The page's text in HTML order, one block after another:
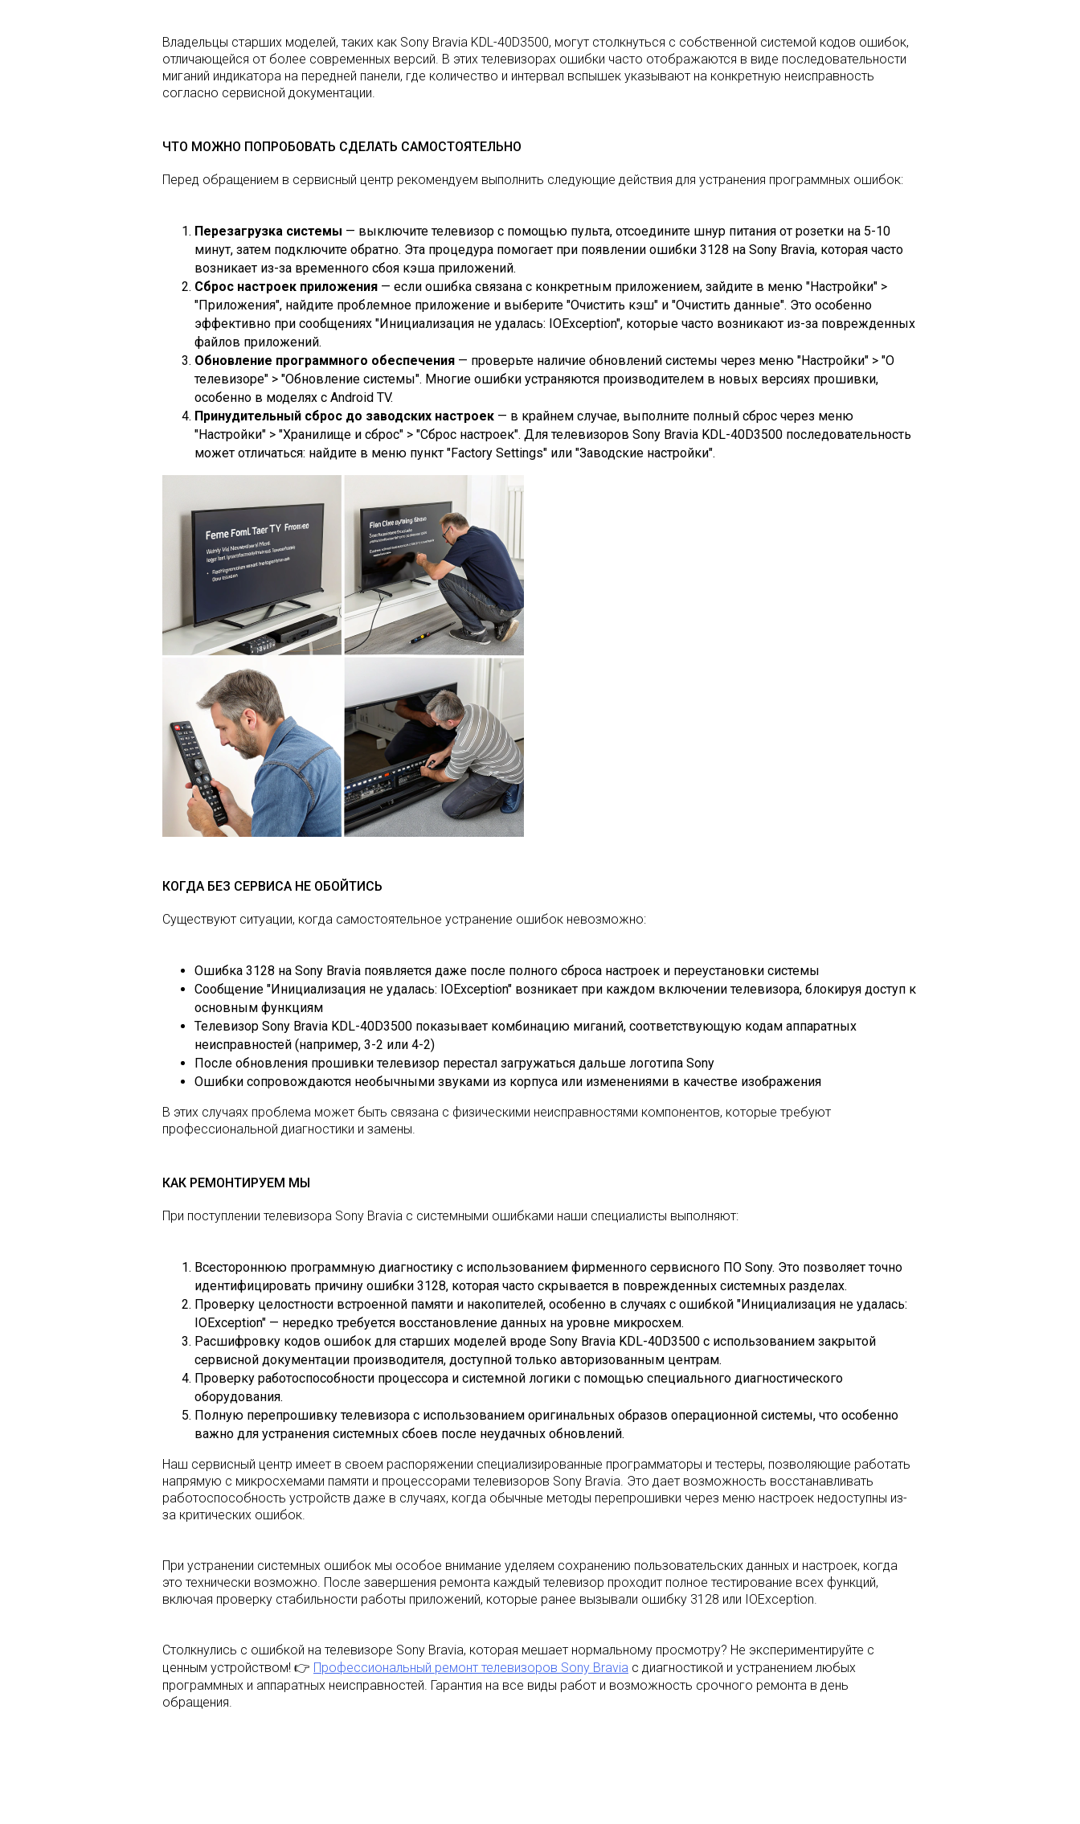
Владельцы старших моделей, таких как Sony Bravia KDL-40D3500, могут столкнуться с собственной системой кодов ошибок,
отличающейся от более современных версий. В этих телевизорах ошибки часто отображаются в виде последовательности
миганий индикатора на передней панели, где количество и интервал вспышек указывают на конкретную неисправность
согласно сервисной документации.
ЧТО МОЖНО ПОПРОБОВАТЬ СДЕЛАТЬ САМОСТОЯТЕЛЬНО
Перед обращением в сервисный центр рекомендуем выполнить следующие действия для устранения программных ошибок:
Перезагрузка системы — выключите телевизор с помощью пульта, отсоедините шнур питания от розетки на 5-10
минут, затем подключите обратно. Эта процедура помогает при появлении ошибки 3128 на Sony Bravia, которая часто
возникает из-за временного сбоя кэша приложений.
Сброс настроек приложения — если ошибка связана с конкретным приложением, зайдите в меню "Настройки" >
"Приложения", найдите проблемное приложение и выберите "Очистить кэш" и "Очистить данные". Это особенно
эффективно при сообщениях "Инициализация не удалась: IOException", которые часто возникают из-за поврежденных
файлов приложений.
Обновление программного обеспечения — проверьте наличие обновлений системы через меню "Настройки" > "О
телевизоре" > "Обновление системы". Многие ошибки устраняются производителем в новых версиях прошивки,
особенно в моделях с Android TV.
Принудительный сброс до заводских настроек — в крайнем случае, выполните полный сброс через меню
"Настройки" > "Хранилище и сброс" > "Сброс настроек". Для телевизоров Sony Bravia KDL-40D3500 последовательность
может отличаться: найдите в меню пункт "Factory Settings" или "Заводские настройки".
КОГДА БЕЗ СЕРВИСА НЕ ОБОЙТИСЬ
Существуют ситуации, когда самостоятельное устранение ошибок невозможно:
Ошибка 3128 на Sony Bravia появляется даже после полного сброса настроек и переустановки системы
Сообщение "Инициализация не удалась: IOException" возникает при каждом включении телевизора, блокируя доступ к
основным функциям
Телевизор Sony Bravia KDL-40D3500 показывает комбинацию миганий, соответствующую кодам аппаратных
неисправностей (например, 3-2 или 4-2)
После обновления прошивки телевизор перестал загружаться дальше логотипа Sony
Ошибки сопровождаются необычными звуками из корпуса или изменениями в качестве изображения
В этих случаях проблема может быть связана с физическими неисправностями компонентов, которые требуют
профессиональной диагностики и замены.
КАК РЕМОНТИРУЕМ МЫ
При поступлении телевизора Sony Bravia с системными ошибками наши специалисты выполняют:
Всестороннюю программную диагностику с использованием фирменного сервисного ПО Sony. Это позволяет точно
идентифицировать причину ошибки 3128, которая часто скрывается в поврежденных системных разделах.
Проверку целостности встроенной памяти и накопителей, особенно в случаях с ошибкой "Инициализация не удалась:
IOException" — нередко требуется восстановление данных на уровне микросхем.
Расшифровку кодов ошибок для старших моделей вроде Sony Bravia KDL-40D3500 с использованием закрытой
сервисной документации производителя, доступной только авторизованным центрам.
Проверку работоспособности процессора и системной логики с помощью специального диагностического
оборудования.
Полную перепрошивку телевизора с использованием оригинальных образов операционной системы, что особенно
важно для устранения системных сбоев после неудачных обновлений.
Наш сервисный центр имеет в своем распоряжении специализированные программаторы и тестеры, позволяющие работать
напрямую с микросхемами памяти и процессорами телевизоров Sony Bravia. Это дает возможность восстанавливать
работоспособность устройств даже в случаях, когда обычные методы перепрошивки через меню настроек недоступны из-
за критических ошибок.
При устранении системных ошибок мы особое внимание уделяем сохранению пользовательских данных и настроек, когда
это технически возможно. После завершения ремонта каждый телевизор проходит полное тестирование всех функций,
включая проверку стабильности работы приложений, которые ранее вызывали ошибку 3128 или IOException.
Столкнулись с ошибкой на телевизоре Sony Bravia, которая мешает нормальному просмотру? Не экспериментируйте с
ценным устройством! 👉 Профессиональный ремонт телевизоров Sony Bravia с диагностикой и устранением любых
программных и аппаратных неисправностей. Гарантия на все виды работ и возможность срочного ремонта в день
обращения.